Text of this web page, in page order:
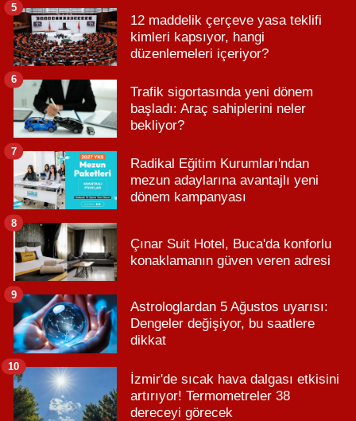
12 maddelik çerçeve yasa teklifi
kimleri kapsıyor, hangi
düzenlemeleri içeriyor?
5
Trafik sigortasında yeni dönem
başladı: Araç sahiplerini neler
bekliyor?
6
Radikal Eğitim Kurumları'ndan
mezun adaylarına avantajlı yeni
dönem kampanyası
7
Çınar Suit Hotel, Buca'da konforlu
konaklamanın güven veren adresi
8
Astrologlardan 5 Ağustos uyarısı:
Dengeler değişiyor, bu saatlere
dikkat
9
İzmir'de sıcak hava dalgası etkisini
artırıyor! Termometreler 38
dereceyi görecek
10